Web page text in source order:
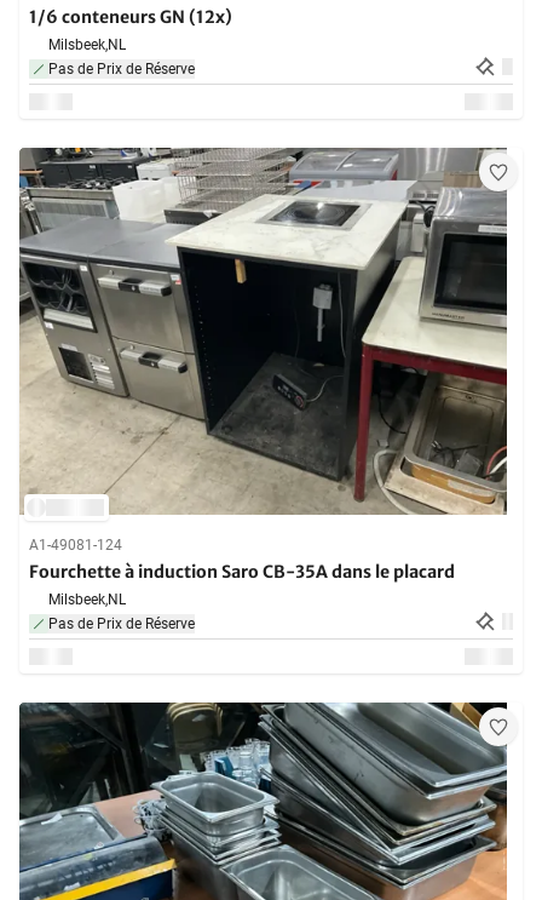
1/6 conteneurs GN (12x)
Milsbeek,NL
Pas de Prix de Réserve
A1-49081-124
Fourchette à induction Saro CB-35A dans le placard
Milsbeek,NL
Pas de Prix de Réserve